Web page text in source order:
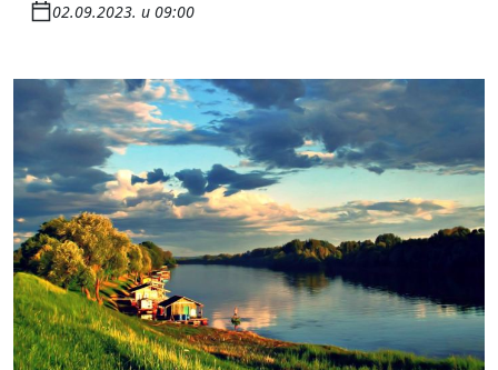
02.09.2023. u 09:00